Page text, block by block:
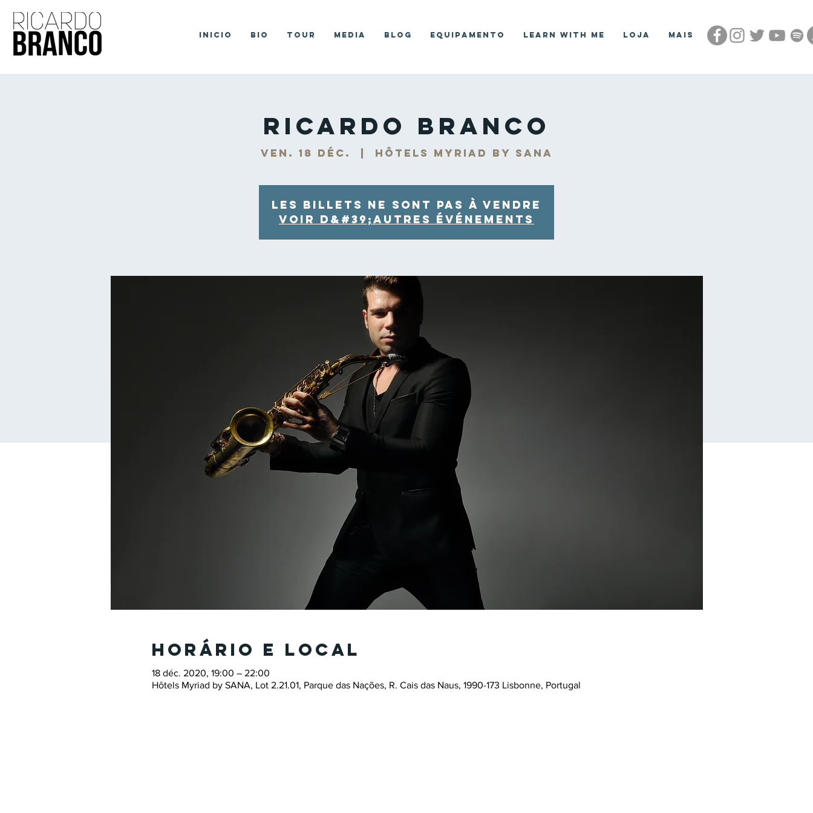
Inicio Bio Tour Media Blog Equipamento Learn With Me Loja Mais
Ricardo Branco
ven. 18 déc. Hôtels Myriad by SANA
Les billets ne sont pas à vendre
Voir d&#39;autres événements
Horário e local
18 déc. 2020, 19:00 – 22:00
Hôtels Myriad by SANA, Lot 2.21.01, Parque das Nações, R. Cais das Naus, 1990-173 Lisbonne, Portugal